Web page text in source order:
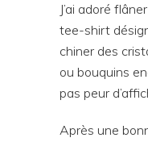
J’ai adoré
tee-shirt
chiner des
ou bouquins
pas peur
Après une